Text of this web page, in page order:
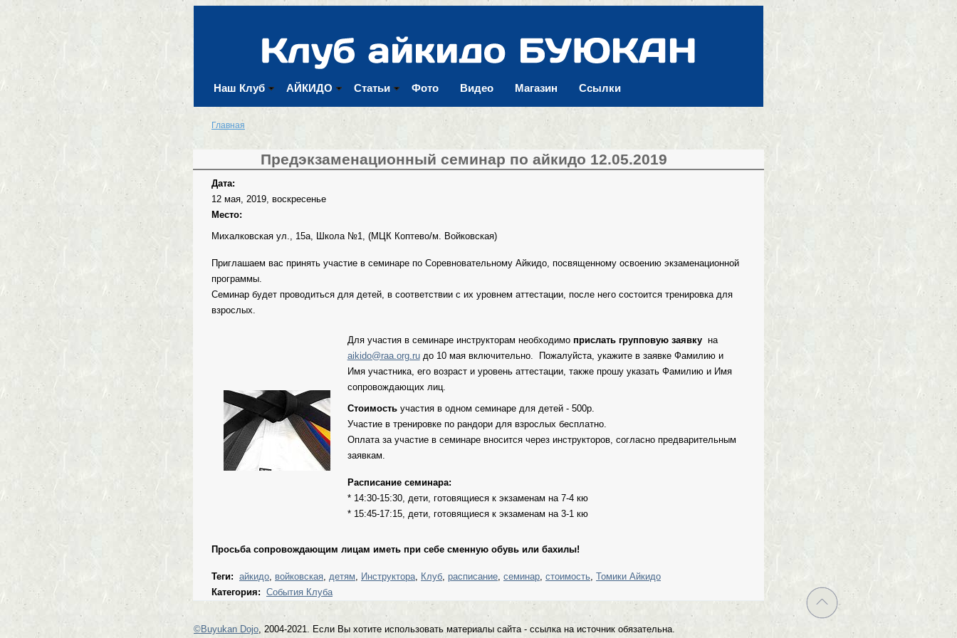
Наш Клуб АЙКИДО Статьи Фото Видео Магазин Ссылки
Вы здесь
Главная
Предэкзаменационный семинар по айкидо 12.05.2019
Дата:
12 мая, 2019, воскресенье
Место:
Михалковская ул., 15а, Школа №1, (МЦК Коптево/м. Войковская)
Приглашаем вас принять участие в семинаре по Соревновательному Айкидо, посвященному освоению экзаменационной
программы.
Семинар будет проводиться для детей, в соответствии с их уровнем аттестации, после него состоится тренировка для
взрослых.
Для участия в семинаре инструкторам необходимо прислать групповую заявкуна
aikido@raa.org.ruдо 10 мая включительно. Пожалуйста, укажите в заявке Фамилию и
Имя участника, его возраст и уровень аттестации, также прошу указать Фамилию и Имя
сопровождающих лиц.
Стоимостьучастия в одном семинаре для детей - 500р.
Участие в тренировке по рандори для взрослых бесплатно.
Оплата за участие в семинаре вносится через инструкторов, согласно предварительным
заявкам.
Расписание семинара:
* 14:30-15:30, дети, готовящиеся к экзаменам на 7-4 кю
* 15:45-17:15, дети, готовящиеся к экзаменам на 3-1 кю
Просьба сопровождающим лицам иметь при себе сменную обувь или бахилы!
Теги: айкидо, войковская, детям, Инструктора, Клуб, расписание, семинар, стоимость, Томики Айкидо
Категория: События Клуба
©Buyukan Dojo, 2004-2021. Если Вы хотите использовать материалы сайта - ссылка на источник обязательна.